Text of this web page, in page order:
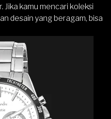
kamu mencari koleksi
desain yang beragam, bisa